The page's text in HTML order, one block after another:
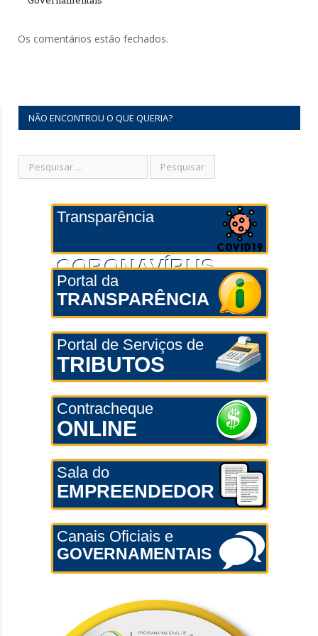
Os comentários estão fechados.
NÃO ENCONTROU O QUE QUERIA?
Transparência
CORONAVÍRUS
Portal da
TRANSPARÊNCIA
Portal de Serviços de
TRIBUTOS
Contracheque
ONLINE
Sala do
EMPREENDEDOR
Canais Oficiais e
GOVERNAMENTAIS